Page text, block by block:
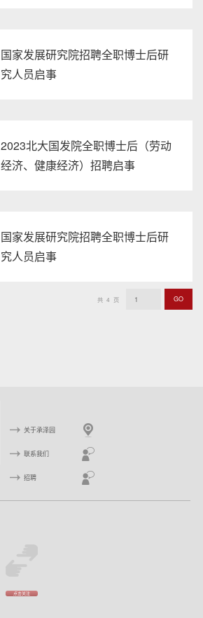
国家发展研究院招聘全职博士后研
究人员启事
2023北大国发院全职博士后（劳动
经济、健康经济）招聘启事
国家发展研究院招聘全职博士后研
究人员启事
共 4 页 GO
关于承泽园
联系我们
招聘
点击关注